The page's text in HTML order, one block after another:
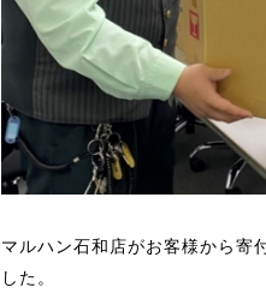
マルハン石和店がお客様から寄
した。